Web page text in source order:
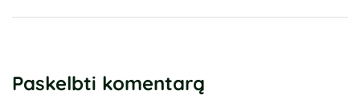
Paskelbti komentarą